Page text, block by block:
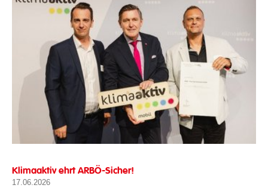
Klimaaktiv ehrt ARBÖ-Sicher!
17.06.2026